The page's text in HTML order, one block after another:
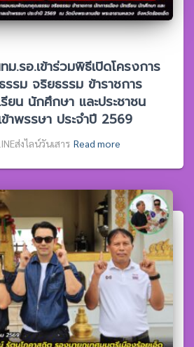
ม.รอ.เข้าร่วมพิธีเปิดโครงการ
ม จริยธรรม ข้าราชการ
ยน นักศึกษา และประชาชน
ข้าพรรษา ประจำปี 2569
ส่งไลน์วันเสาร Read more